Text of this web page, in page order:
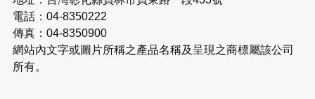
電話：04-8350222
傳真：04-8350900
網站內文字或圖片所稱之產品名稱及呈現之商標屬該公司
所有。